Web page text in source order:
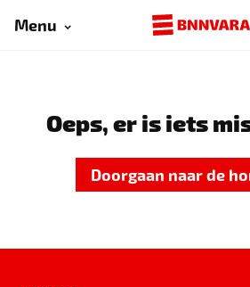
Menu
Oeps, er is iets
Doorgaan naar de